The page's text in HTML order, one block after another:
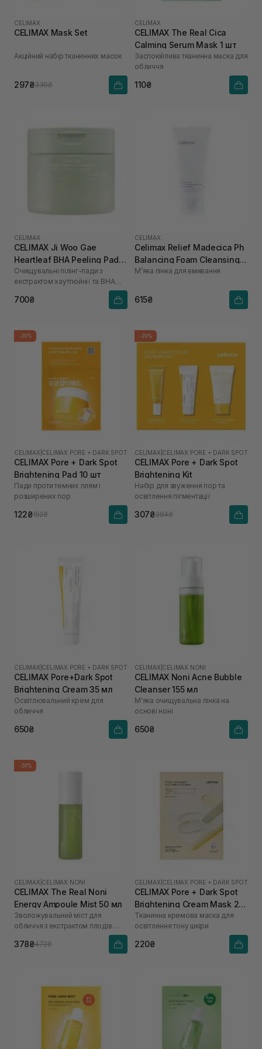
CELIMAX
CELIMAX Mask Set
Акційний набір тканинних масок
297₴330₴
CELIMAX
CELIMAX The Real Cica
Calming Serum Mask 1 шт
Заспокійлива тканинна маска для
обличчя
110₴
CELIMAX
CELIMAX Ji Woo Gae
Heartleaf BHA Peeling Pad
60 шт
Очищувальні пілінг-пади з
екстрактом хауттюйнії та BHA
700₴
CELIMAX
Celimax Relief Madecica Ph
Balancing Foam Cleansing
150 мл
Мʼяка пінка для вмивання
615₴
-20%
CELIMAX CELIMAX PORE + DARK SPOT
CELIMAX Pore + Dark Spot
Brightening Pad 10 шт
Пади проти темних плям і
розширених пор
122₴152₴
-20%
CELIMAX CELIMAX PORE + DARK SPOT
CELIMAX Pore + Dark Spot
Brightening Kit
Набір для звуження пор та
освітлення пігментації
307₴384₴
CELIMAX CELIMAX PORE + DARK SPOT
CELIMAX Pore+Dark Spot
Brightening Cream 35 мл
Освітлювальний крем для
обличчя
650₴
CELIMAX CELIMAX NONI
CELIMAX Noni Acne Bubble
Cleanser 155 мл
М'яка очищувальна пінка на
основі ноні
650₴
-20%
CELIMAX CELIMAX NONI
CELIMAX The Real Noni
Energy Ampoule Mist 50 мл
Зволожувальний міст для
обличчя з екстрактом плодів
378₴472₴
CELIMAX CELIMAX PORE + DARK SPOT
CELIMAX Pore + Dark Spot
Brightening Cream Mask 20
мл
Тканинна кремова маска для
освітлення тону шкіри
220₴